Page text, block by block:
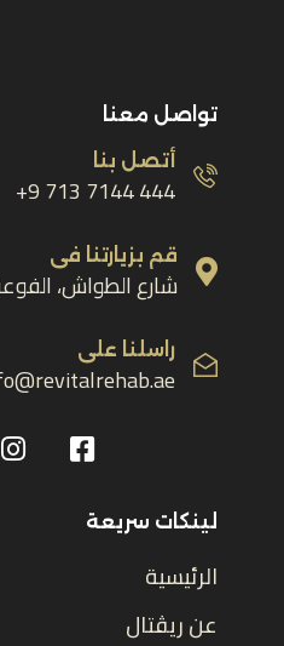
تواصل معنا
أتصل بنا
444 7144 713 9+
قم بزيارتنا فى
شارع الطواش،
راسلنا على
لينكات سريعة
الرئيسية
عن ريڤتال